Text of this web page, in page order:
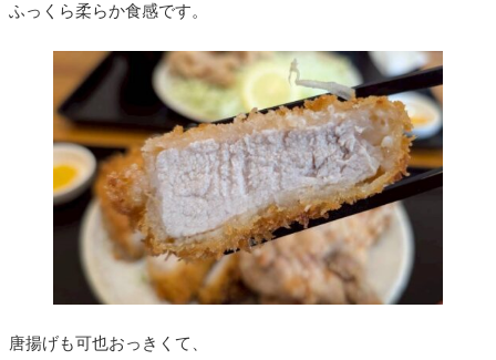
ふっくら柔らか食感です。
唐揚げも可也おっきくて、